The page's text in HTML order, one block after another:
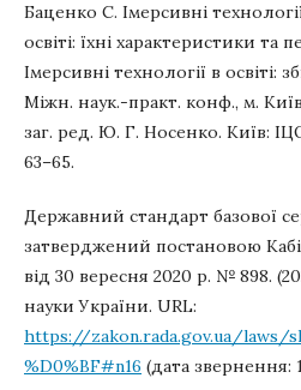
Баценко С. Імерсивні
освіті: їхні характеристики та
Імерсивні технології в освіті:
Міжн. наук.-практ. конф., м.
заг. ред. Ю. Г. Носенко. Київ:
63–65.
Державний стандарт базової
затверджений постановою
від 30 вересня 2020 р. № 898.
науки України. URL:
https://zakon.rada.gov.ua/laws/
%D0%BF#n16 (дата звернення: